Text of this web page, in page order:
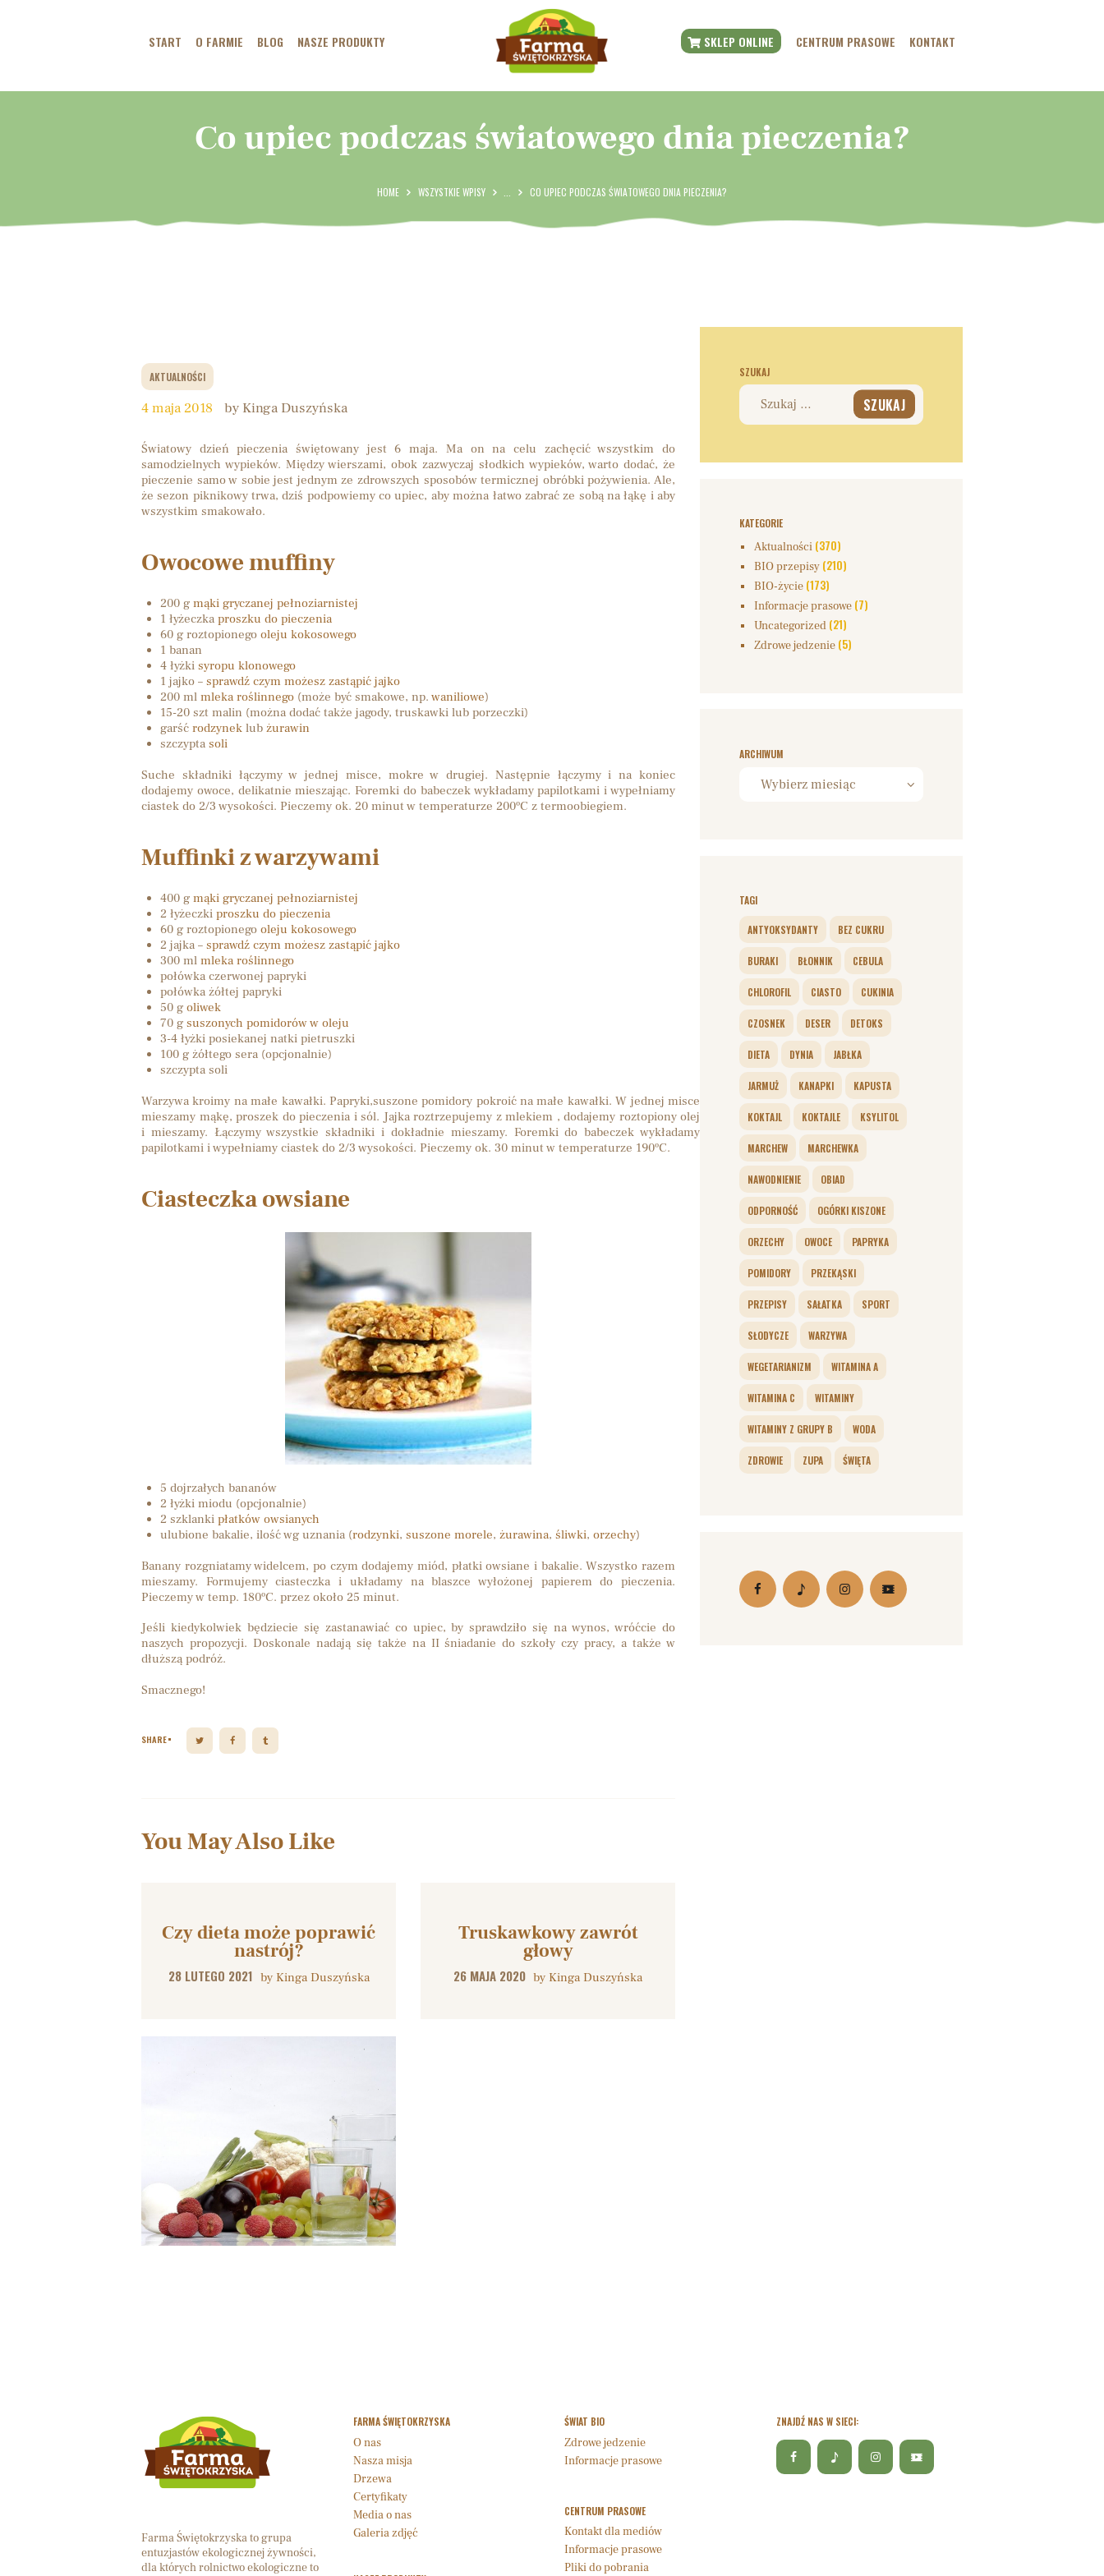
START O FARMIE BLOG NASZE PRODUKTY SKLEP ONLINE CENTRUM PRASOWE KONTAKT
Co upiec podczas światowego dnia pieczenia?
HOME WSZYSTKIE WPISY CO UPIEC PODCZAS ŚWIATOWEGO DNIA PIECZENIA?
O FARMIE
BLOG
NASZE PRODUKTY
CENTRUM PRASOWE
AKTUALNOŚCI
4 maja 2018 by Kinga Duszyńska
Światowy dzień pieczenia świętowany jest 6 maja. Ma on na celu zachęcić wszystkim do
samodzielnych wypieków. Między wierszami, obok zazwyczaj słodkich wypieków, warto dodać, że
pieczenie samo w sobie jest jednym ze zdrowszych sposobów termicznej obróbki pożywienia. Ale,
że sezon piknikowy trwa, dziś podpowiemy co upiec, aby można łatwo zabrać ze sobą na łąkę i aby
wszystkim smakowało.
Owocowe muffiny
200 g mąki gryczanej pełnoziarnistej
1 łyżeczka proszku do pieczenia
60 g roztopionego oleju kokosowego
1 banan
4 łyżki syropu klonowego
1 jajko – sprawdź czym możesz zastąpić jajko
200 ml mleka roślinnego(może być smakowe, np. waniliowe)
15-20 szt malin (można dodać także jagody, truskawki lub porzeczki)
garść rodzyneklub żurawin
szczypta soli
Suche składniki łączymy w jednej misce, mokre w drugiej. Następnie łączymy i na koniec
dodajemy owoce, delikatnie mieszając. Foremki do babeczek wykładamy papilotkami i wypełniamy
ciastek do 2/3 wysokości. Pieczemy ok. 20 minut w temperaturze 200ºC z termoobiegiem.
Muffinki z warzywami
400 g mąki gryczanej pełnoziarnistej
2 łyżeczki proszku do pieczenia
60 g roztopionego oleju kokosowego
2 jajka – sprawdź czym możesz zastąpić jajko
300 ml mleka roślinnego
połówka czerwonej papryki
połówka żółtej papryki
50 g oliwek
70 g suszonych pomidorów w oleju
3-4 łyżki posiekanej natki pietruszki
100 g żółtego sera (opcjonalnie)
szczypta soli
Warzywa kroimy na małe kawałki. Papryki,suszone pomidory pokroić na małe kawałki. W jednej misce
mieszamy mąkę, proszek do pieczenia i sól. Jajka roztrzepujemy z mlekiem , dodajemy roztopiony olej
i mieszamy. Łączymy wszystkie składniki i dokładnie mieszamy. Foremki do babeczek wykładamy
papilotkami i wypełniamy ciastek do 2/3 wysokości. Pieczemy ok. 30 minut w temperaturze 190ºC.
Ciasteczka owsiane
5 dojrzałych bananów
2 łyżki miodu (opcjonalnie)
2 szklanki płatków owsianych
ulubione bakalie, ilość wg uznania (rodzynki, suszone morele, żurawina, śliwki, orzechy)
Banany rozgniatamy widelcem, po czym dodajemy miód, płatki owsiane i bakalie. Wszystko razem
mieszamy. Formujemy ciasteczka i układamy na blaszce wyłożonej papierem do pieczenia.
Pieczemy w temp. 180ºC. przez około 25 minut.
Jeśli kiedykolwiek będziecie się zastanawiać co upiec, by sprawdziło się na wynos, wróćcie do
naszych propozycji. Doskonale nadają się także na II śniadanie do szkoły czy pracy, a także w
dłuższą podróż.
Smacznego!
SHARE
You May Also Like
Czy dieta może poprawić
nastrój?
28 LUTEGO 2021 by Kinga Duszyńska
Truskawkowy zawrót
głowy
26 MAJA 2020 by Kinga Duszyńska
SZUKAJ
Szukaj:
KATEGORIE
Aktualności (370)
BIO przepisy (210)
BIO-życie (173)
Informacje prasowe (7)
Uncategorized (21)
Zdrowe jedzenie (5)
ARCHIWUM
TAGI
ANTYOKSYDANTY BEZ CUKRU
BURAKI BŁONNIK CEBULA
CHLOROFIL CIASTO CUKINIA
CZOSNEK DESER DETOKS
DIETA DYNIA JABŁKA
JARMUŻ KANAPKI KAPUSTA
KOKTAJL KOKTAJLE KSYLITOL
MARCHEW MARCHEWKA
NAWODNIENIE OBIAD
ODPORNOŚĆ OGÓRKI KISZONE
ORZECHY OWOCE PAPRYKA
POMIDORY PRZEKĄSKI
PRZEPISY SAŁATKA SPORT
SŁODYCZE WARZYWA
WEGETARIANIZM WITAMINA A
WITAMINA C WITAMINY
WITAMINY Z GRUPY B WODA
ZDROWIE ZUPA ŚWIĘTA
Farma Świętokrzyska to grupa
entuzjastów ekologicznej żywności,
dla których rolnictwo ekologiczne to
FARMA ŚWIĘTOKRZYSKA
O nas
Nasza misja
Drzewa
Certyfikaty
Media o nas
Galeria zdjęć
ŚWIAT BIO
Zdrowe jedzenie
Informacje prasowe
CENTRUM PRASOWE
Kontakt dla mediów
Informacje prasowe
Pliki do pobrania
ZNAJDŹ NAS W SIECI: